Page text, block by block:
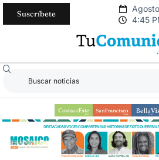
Suscríbete
4:45